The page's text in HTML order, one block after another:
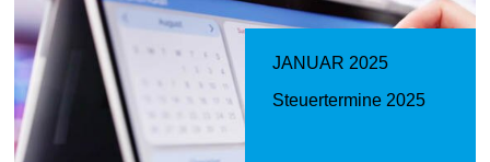
JANUAR 2025
Steuertermine 2025